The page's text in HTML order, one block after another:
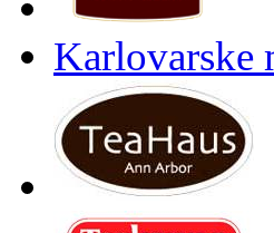
Karlovarske